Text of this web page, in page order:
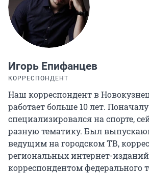
Игорь Епифанцев
КОРРЕСПОНДЕНТ
Наш корреспондент в
работает больше 10 лет. Поначалу
специализировался на спорте,
разную тематику. Был
ведущим на городском ТВ,
региональных интернет-
корреспондентом федерального